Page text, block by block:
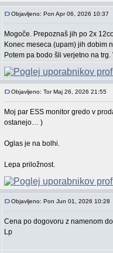
Objavljeno: Pon Apr 06, 2026 10:37
Mogoče. Prepoznaš jih po 2x
Konec meseca (upam) jih dobim
Potem pa bodo šli verjetno na trg.
Objavljeno: Tor Maj 26, 2026 21:55
Moj par ESS monitor gredo v
ostanejo… )
Oglas je na bolhi.
Lepa priložnost.
Objavljeno: Pon Jun 01, 2026 10:28
Cena po dogovoru z namenom
Lp